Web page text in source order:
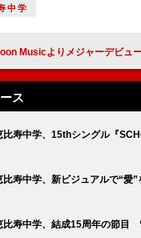
中学
Musicよりメジャーデビュ
ス
比寿中学、15thシングル『
比寿中学、新ビジュアルで“
比寿中学、結成15周年の節目